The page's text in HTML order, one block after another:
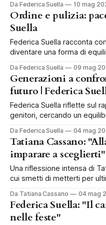
Da Federica Suella 10 mag
Ordine e pulizia:
Suella
Federica Suella racconta
diventare una forma di
Da Federica Suella 09 mag
Generazioni a
futuro | Federica
Federica Suella riflette sul
genitori, cercando un
Da Federica Suella 04 mag
Tatiana Cassano:
imparare a sceglierti"
Una riflessione intensa di
cui smetti di metterti per
Da Tatiana Cassano 04 mag
Federica Suella: "Il
nelle feste"